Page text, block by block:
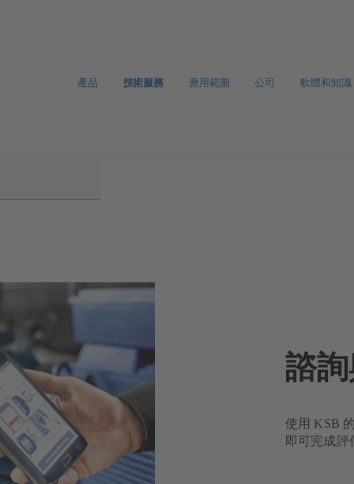
產品 技術服務 應用範圍 公司 軟體和知識
諮
使用 KSB
即可完成評